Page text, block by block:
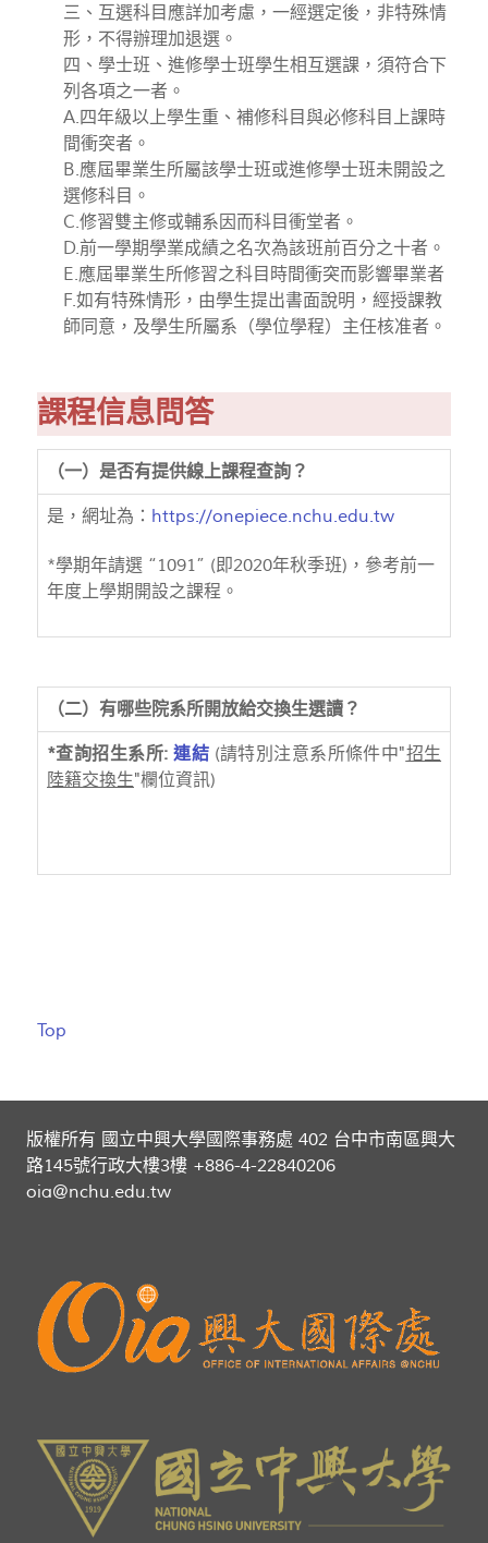
三、互選科目應詳加考慮，一經選定後，非特殊情
形，不得辦理加退選。
四、學士班、進修學士班學生相互選課，須符合下
列各項之一者。
A.四年級以上學生重、補修科目與必修科目上課時
間衝突者。
B.應屆畢業生所屬該學士班或進修學士班未開設之
選修科目。
C.修習雙主修或輔系因而科目衝堂者。
D.前一學期學業成績之名次為該班前百分之十者。
E.應屆畢業生所修習之科目時間衝突而影響畢業者
F.如有特殊情形，由學生提出書面說明，經授課教
師同意，及學生所屬系（學位學程）主任核准者。
課程信息問答
（一）是否有提供線上課程查詢？
是，網址為： https://onepiece.nchu.edu.tw
*學期年請選 “1091” (即2020年秋季班)，參考前一
年度上學期開設之課程。
（二）有哪些院系所開放給交換生選讀？
*查詢招生系所:連結 (請特別注意系所條件中"招生
陸籍交換生"欄位資訊)
Top
版權所有 國立中興大學國際事務處 402 台中市南區興大
路145號行政大樓3樓 +886-4-22840206
oia@nchu.edu.tw